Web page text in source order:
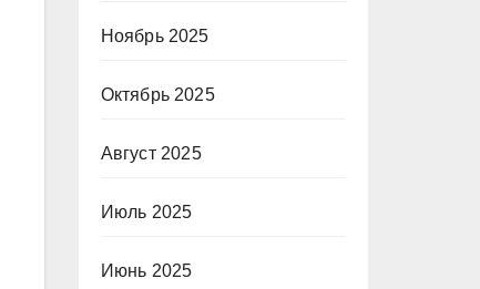
Ноябрь 2025
Октябрь 2025
Август 2025
Июль 2025
Июнь 2025